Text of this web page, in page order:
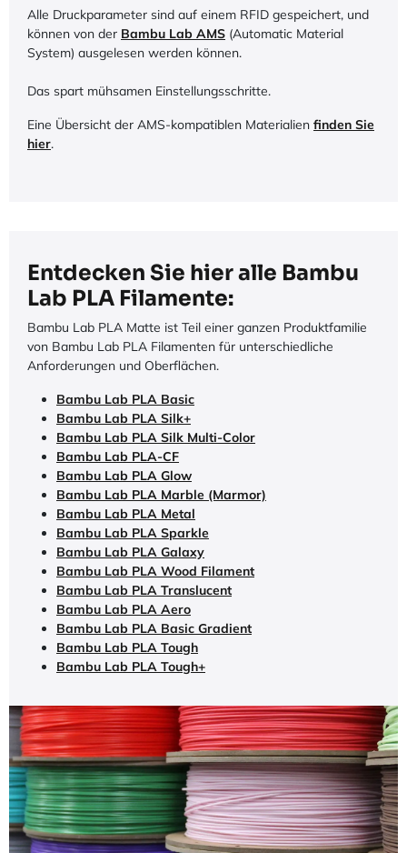
Alle Druckparameter sind auf einem RFID gespeichert, und
können von der Bambu Lab AMS (Automatic Material
System) ausgelesen werden können.
Das spart mühsamen Einstellungsschritte.
Eine Übersicht der AMS-kompatiblen Materialien finden Sie
hier.
Entdecken Sie hier alle Bambu
Lab PLA Filamente:
Bambu Lab PLA Matte ist Teil einer ganzen Produktfamilie
von Bambu Lab PLA Filamenten für unterschiedliche
Anforderungen und Oberflächen.
Bambu Lab PLA Basic
Bambu Lab PLA Silk+
Bambu Lab PLA Silk Multi-Color
Bambu Lab PLA-CF
Bambu Lab PLA Glow
Bambu Lab PLA Marble (Marmor)
Bambu Lab PLA Metal
Bambu Lab PLA Sparkle
Bambu Lab PLA Galaxy
Bambu Lab PLA Wood Filament
Bambu Lab PLA Translucent
Bambu Lab PLA Aero
Bambu Lab PLA Basic Gradient
Bambu Lab PLA Tough
Bambu Lab PLA Tough+